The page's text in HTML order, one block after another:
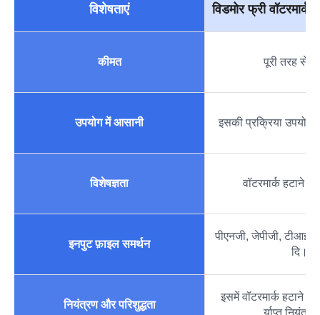
विशेषताएं विडमोर फ्री
कीमत पूरी तरह से
उपयोग में आसानी इसकी प्रक्रिया
विशेषज्ञता वॉटरमार्क हटाने में
इनपुट फ़ाइल समर्थन
पीएनजी, जेपीजी,
दि।
नियंत्रण और परिशुद्धता
इसमें वॉटरमार्क हटाने
र्याप्त